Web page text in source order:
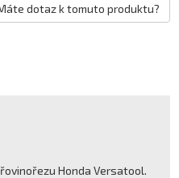
dotaz k tomuto produktu?
Honda Versatool.